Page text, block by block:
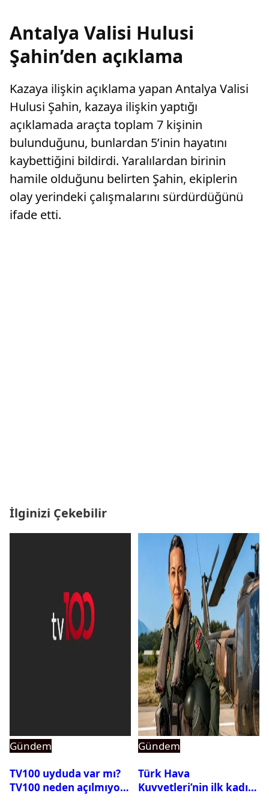
Antalya Valisi Hulusi
Şahin’den açıklama
Kazaya ilişkin açıklama yapan Antalya Valisi
Hulusi Şahin, kazaya ilişkin yaptığı
açıklamada araçta toplam 7 kişinin
bulunduğunu, bunlardan 5’inin hayatını
kaybettiğini bildirdi. Yaralılardan birinin
hamile olduğunu belirten Şahin, ekiplerin
olay yerindeki çalışmalarını sürdürdüğünü
ifade etti.
İlginizi Çekebilir
Gündem
TV100 uyduda var mı?
TV100 neden açılmıyor?
Gündem
Türk Hava
Kuvvetleri’nin ilk kadın